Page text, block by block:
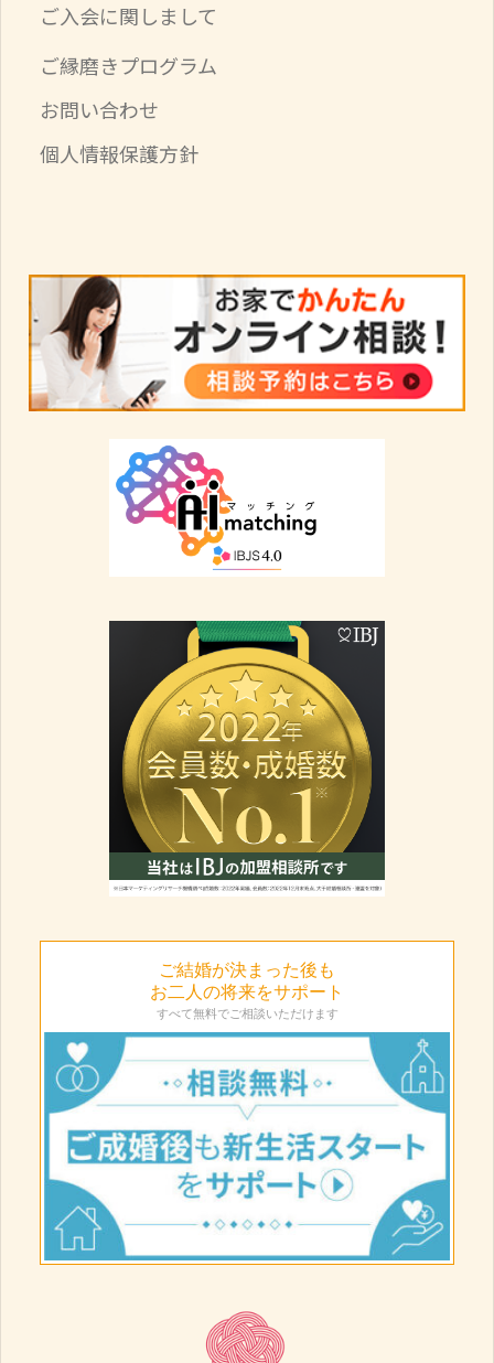
ご入会に関しまして
ご縁磨きプログラム
お問い合わせ
個人情報保護方針
ご結婚が決まった後も
お二人の将来をサポート
すべて無料でご相談いただけます